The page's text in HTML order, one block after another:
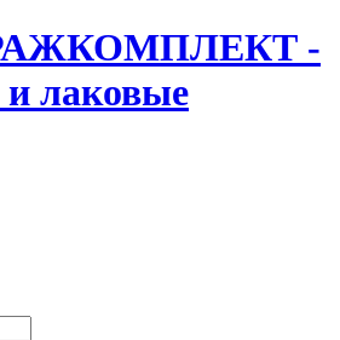
-
лаковые